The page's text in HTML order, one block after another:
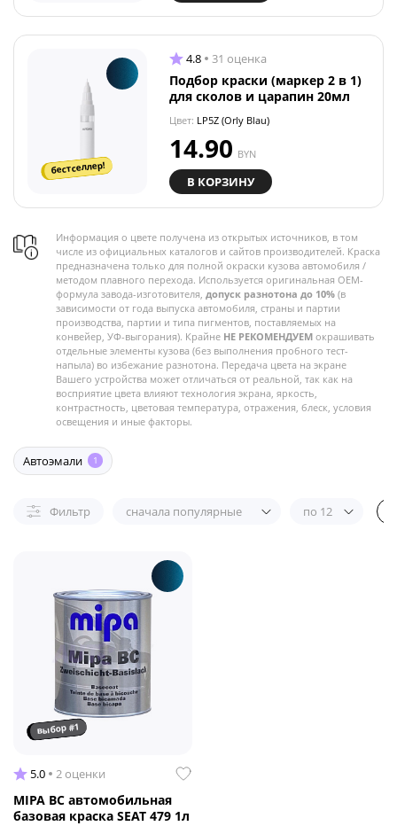
бестселлер!
4.8 31 оценка
Подбор краски (маркер 2 в 1)
для сколов и царапин 20мл
Цвет: LP5Z (Orly Blau)
14.90 BYN
В КОРЗИНУ
Информация о цвете получена из открытых источников, в том
числе из официальных каталогов и сайтов производителей. Краска
предназначена только для полной окраски кузова автомобиля /
методом плавного перехода. Используется оригинальная OEM-
формула завода-изготовителя, допуск разнотона до 10% (в
зависимости от года выпуска автомобиля, страны и партии
производства, партии и типа пигментов, поставляемых на
конвейер, УФ-выгорания). Крайне НЕ РЕКОМЕНДУЕМ окрашивать
отдельные элементы кузова (без выполнения пробного тест-
напыла) во избежание разнотона. Передача цвета на экране
Вашего устройства может отличаться от реальной, так как на
восприятие цвета влияют технология экрана, яркость,
контрастность, цветовая температура, отражения, блеск, условия
освещения и иные факторы.
Автоэмали 1
Фильтр сначала популярные по 12
выбор #1
5.0 2 оценки
MIPA BC автомобильная
базовая краска SEAT 479 1л